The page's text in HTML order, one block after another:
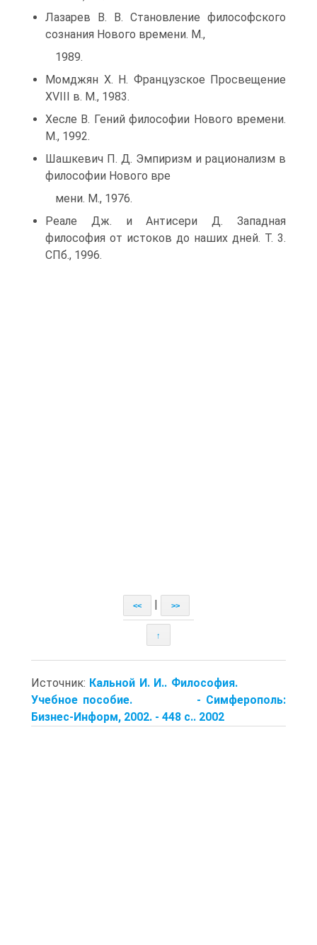
Лазарев В. В. Становление философского
сознания Нового времени. М.,
1989.
Момджян Х. Н. Французское Просвещение
XVIII в. М., 1983.
Хесле В. Гений философии Нового времени.
М., 1992.
Шашкевич П. Д. Эмпиризм и рационализм в
философии Нового вре
мени. М., 1976.
Реале Дж. и Антисери Д. Западная
философия от истоков до наших дней. Т. 3.
СПб., 1996.
<< >>
↑
Источник: Кальной И. И.. Философия.
Учебное пособие. - Симферополь:
Бизнес-Информ, 2002. - 448 с.. 2002